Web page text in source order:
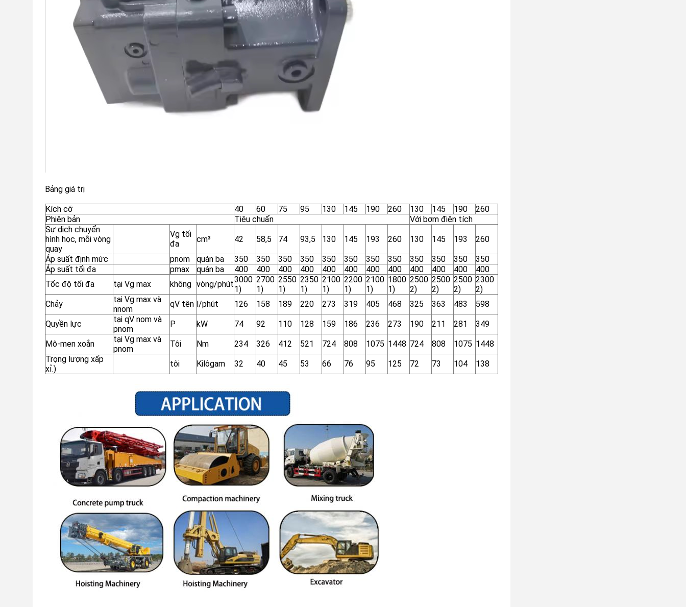
Bảng giá trị
Kích cỡ 40 60 75 95 130 145 190 260 130 145 190
260
Phiên bản
Tiêu chuẩn
Với bơm điện tích
Sự dịch chuyển
hình học, mỗi vòng
quay
Vg tối
đa
cm³ 42 58,5 74 93,5 130 145 193 260 130 145 193 260
Áp suất định mức pnom quán ba 350 350 350 350 350 350 350 350 350 350 350
350
Áp suất tối đa
pmax quán ba 400 400 400 400 400 400 400 400 400 400 400
400
Tốc độ tối đa
tại Vg max không vòng/phút3000
1)
2700
1)
2550
1)
2350
1)
2100
1)
2200
1)
2100
1)
1800
1)
2500
2)
2500
2)
2500
2)
2300
2)
Chảy
tại Vg max và
nnom
qV tên l/phút 126 158 189 220 273 319 405 468 325 363 483 598
Quyền lực
tại qV nom và
pnom
P kW 74 92 110 128 159 186 236 273 190 211 281 349
Mô-men xoắn
tại Vg max và
pnom
Tôi Nm 234 326 412 521 724 808 1075 1448 724 808 1075 1448
Trọng lượng xấp
xỉ.)
tôi Kilôgam 32 40 45 53 66 76 95 125 72 73 104 138